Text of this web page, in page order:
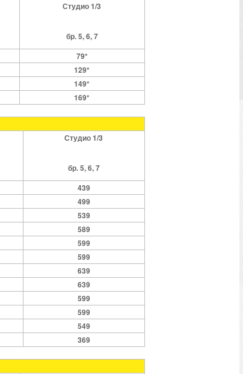
Студио 1/3
бр. 5, 6, 7
79*
129*
149*
169*
Студио 1/3
бр. 5, 6, 7
439
499
539
589
599
599
639
639
599
599
549
369